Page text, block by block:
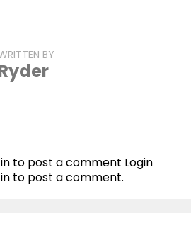
BY
to post a comment Login
to post a comment.